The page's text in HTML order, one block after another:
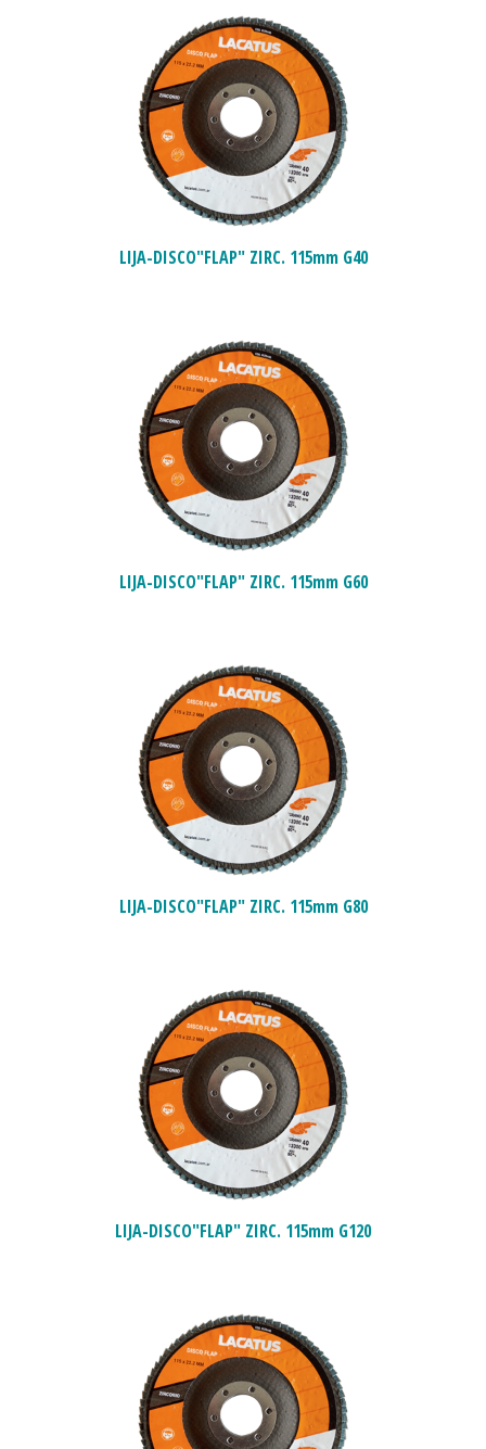
LIJA-DISCO"FLAP" ZIRC. 115mm G40
LIJA-DISCO"FLAP" ZIRC. 115mm G60
LIJA-DISCO"FLAP" ZIRC. 115mm G80
LIJA-DISCO"FLAP" ZIRC. 115mm G120